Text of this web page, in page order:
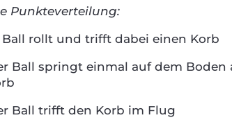
Punkteverteilung:
Ball rollt und trifft dabei einen Korb
Ball springt einmal auf dem
Ball trifft den Korb im Flug